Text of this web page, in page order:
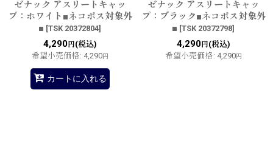
ゼナック アスリートキャッ
プ：ホワイト■ネコポス対象外
■ [TSK 20372804]
4,290円(税込)
希望小売価格: 4,290円
カートに入れる
ゼナック アスリートキャッ
プ：ブラック■ネコポス対象外
■ [TSK 20372798]
4,290円(税込)
希望小売価格: 4,290円